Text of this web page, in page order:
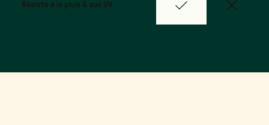
Résiste à la pluie & aux UV